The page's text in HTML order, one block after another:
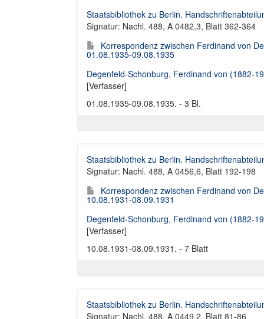
Staatsbibliothek zu Berlin.
Signatur: Nachl. 488, A 0482,3, Blatt 362-364
Korrespondenz zwischen Ferdinand von
01.08.1935-09.08.1935
Degenfeld-Schonburg, Ferdinand von (1882-
[Verfasser]
01.08.1935-09.08.1935. - 3 Bl.
Staatsbibliothek zu Berlin.
Signatur: Nachl. 488, A 0456,6, Blatt 192-198
Korrespondenz zwischen Ferdinand von
10.08.1931-08.09.1931
Degenfeld-Schonburg, Ferdinand von (1882-
[Verfasser]
10.08.1931-08.09.1931. - 7 Blatt
Staatsbibliothek zu Berlin.
Signatur: Nachl. 488, A 0449,2, Blatt 81-86